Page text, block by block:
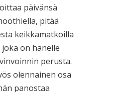
päivänsä
pitää
keikkamatkoilla
on hänelle
perusta.
olennainen osa
panostaa